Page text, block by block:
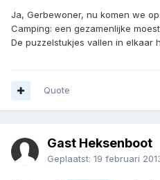
Ja, Gerbewoner, nu komen we
Camping: een gezamenlijke
De puzzelstukjes vallen in elkaar
Quote
Gast Heksenboot
Geplaatst: 19 februari